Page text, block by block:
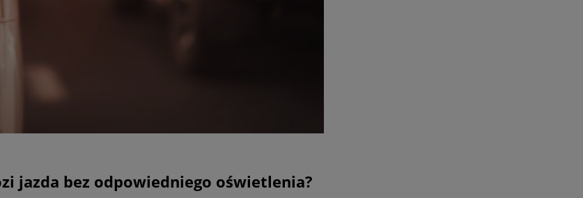
jazda bez odpowiedniego oświetlenia?